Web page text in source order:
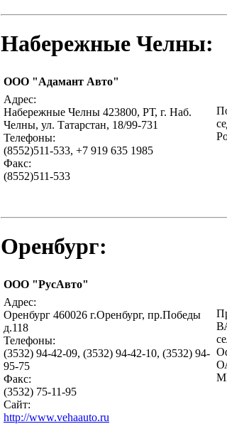
Набережные Челны:
ООО "Адамант Авто"
Адрес:
Набережные Челны 423800, РТ, г. Наб.
Челны, ул. Татарстан, 18/99-731
Телефоны:
(8552)511-533, +7 919 635 1985
Факс:
(8552)511-533
Оренбург:
ООО "РусАвто"
Адрес:
Оренбург 460026 г.Оренбург, пр.Победы
д.118
Телефоны:
(3532) 94-42-09, (3532) 94-42-10, (3532) 94-
95-75
Факс:
(3532) 75-11-95
Сайт:
http://www.vehaauto.ru